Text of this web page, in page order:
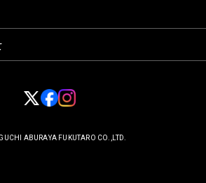
ABURAYA FUKUTARO CO.,LTD.